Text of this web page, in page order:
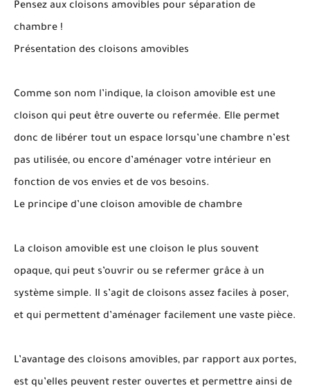
Pensez aux cloisons amovibles pour séparation de
chambre !
Présentation des cloisons amovibles
Comme son nom l’indique, la cloison amovible est une
cloison qui peut être ouverte ou refermée. Elle permet
donc de libérer tout un espace lorsqu’une chambre n’est
pas utilisée, ou encore d’aménager votre intérieur en
fonction de vos envies et de vos besoins.
Le principe d’une cloison amovible de chambre
La cloison amovible est une cloison le plus souvent
opaque, qui peut s’ouvrir ou se refermer grâce à un
système simple. Il s’agit de cloisons assez faciles à poser,
et qui permettent d’aménager facilement une vaste pièce.
L’avantage des cloisons amovibles, par rapport aux portes,
est qu’elles peuvent rester ouvertes et permettre ainsi de